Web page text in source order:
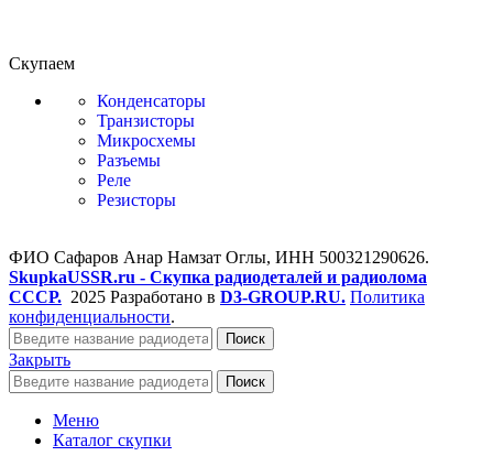
Скупаем
Конденсаторы
Транзисторы
Микросхемы
Разъемы
Реле
Резисторы
ФИО Сафаров Анар Намзат Оглы, ИНН 500321290626.
SkupkaUSSR.ru - Скупка радиодеталей и радиолома
СССР. 2025 Разработано в D3-GROUP.RU. Политика
конфиденциальности.
Поиск
Закрыть
Поиск
Меню
Каталог скупки